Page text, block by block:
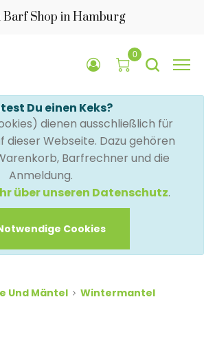
Barf Shop in Hamburg
0
Du einen Keks?
dienen ausschließlich für
dieser Webseite. Dazu gehören
Barfrechner und die
Anmeldung.
über unseren Datenschutz.
Cookies
Und Mäntel Wintermantel